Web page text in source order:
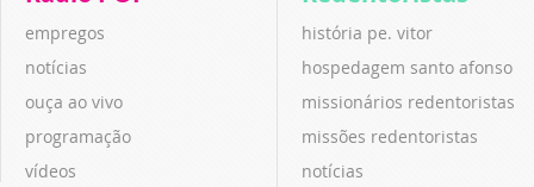
empregos
notícias
ouça ao vivo
programação
vídeos
história pe. vitor
hospedagem santo afonso
missionários redentoristas
missões redentoristas
notícias